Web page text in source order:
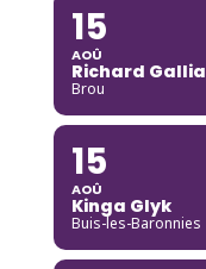
15
AOÛ
Richard
Brou
15
AOÛ
Kinga Glyk
Buis-les-Baronnies